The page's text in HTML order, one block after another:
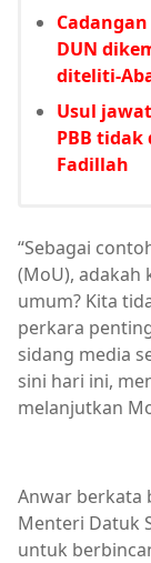
DUN
diteliti-
Usul
PBB
Fadillah
“Sebagai
(MoU), adakah
umum? Kita
perkara
sidang media
sini hari ini,
melanjutkan
Anwar berkata
Menteri Datuk
untuk